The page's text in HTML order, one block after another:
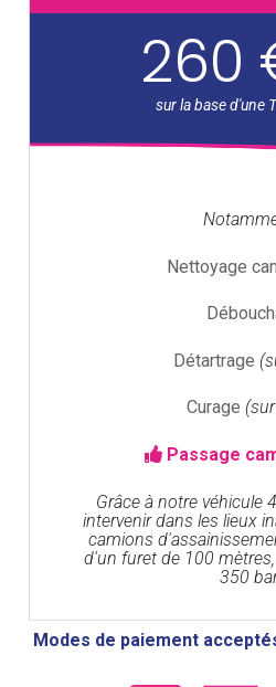
260
Nettoyage
Détartrage
Curage
Passage
Grâce à notre véhicule
intervenir dans les lieux
camions
d'un furet de 100
350
Modes de paiement